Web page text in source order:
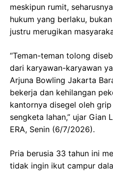
meskipun rumit,
hukum yang berlaku,
justru merugikan
“Teman-teman tolong
dari karyawan-karyawan
Arjuna Bowling Jakarta
bekerja dan kehilangan
kantornya disegel oleh
sengketa lahan,” ujar
ERA, Senin (6/7/2026).
Pria berusia 33 tahun ini
tidak ingin ikut campur